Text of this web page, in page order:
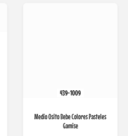
439-1009
Medio Osito Bebe Colores Pasteles
Gamise